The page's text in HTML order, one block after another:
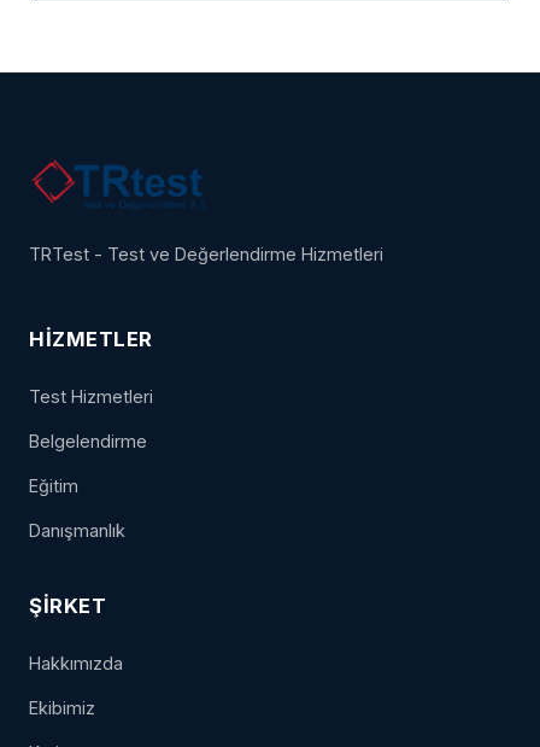
TRTest - Test ve Değerlendirme Hizmetleri
HIZMETLER
Test Hizmetleri
Belgelendirme
Eğitim
Danışmanlık
ŞIRKET
Hakkımızda
Ekibimiz